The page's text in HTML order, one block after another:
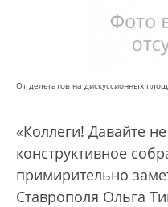
От делегатов на дискуссионных
«Коллеги! Давайте
конструктивное
примирительно
Ставрополя Ольга